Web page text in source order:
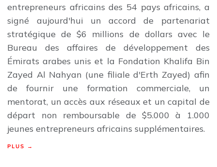
entrepreneurs africains des 54 pays africains, a
signé aujourd'hui un accord de partenariat
stratégique de $6 millions de dollars avec le
Bureau des affaires de développement des
Émirats arabes unis et la Fondation Khalifa Bin
Zayed Al Nahyan (une filiale d'Erth Zayed) afin
de fournir une formation commerciale, un
mentorat, un accès aux réseaux et un capital de
départ non remboursable de $5.000 à 1.000
jeunes entrepreneurs africains supplémentaires.
PLUS →